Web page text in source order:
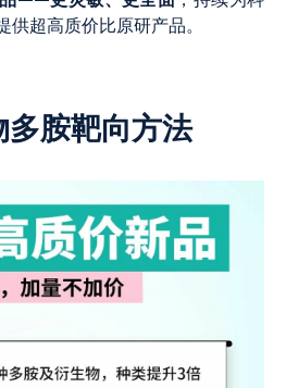
超高质价比原研产品。
胺靶向方法